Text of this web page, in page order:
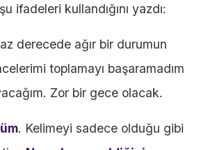
ifadeleri kullandığını yazdı:
derecede ağır bir durumun
toplamayı başaramadım
Zor bir gece olacak.
. Kelimeyi sadece olduğu gibi